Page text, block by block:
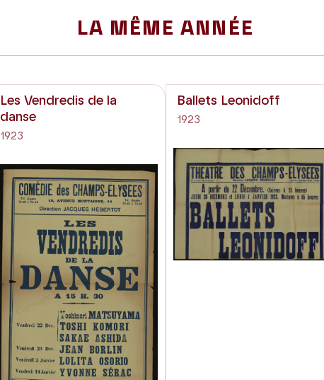
LA MÊME ANNÉE
Les Vendredis de la
danse
1923
Ballets Leonidoff
1923